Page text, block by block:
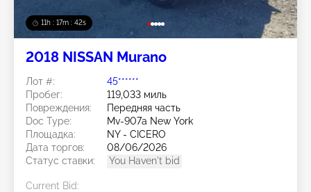
11h : 17m : 40s
2018 NISSAN Murano
Лот #:
45******
Пробег:
119,033 миль
Повреждения:
Передняя часть
Doc Type:
Mv-907a New York
Площадка:
NY - CICERO
Дата торгов:
08/06/2026
Статус ставки:
You Haven't bid
Current Bid: